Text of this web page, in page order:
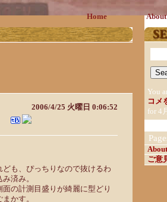
Home About
2006/4/25 火曜日 0:06:52
も、ぴっちりなので抜けるわ
済み。
の計測目盛りが綺麗に型どり
かす。
You
コメ
for 4
About
ご意